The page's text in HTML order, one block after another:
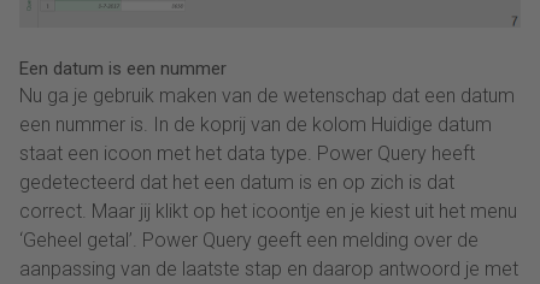
Een datum is een nummer
Nu ga je gebruik maken van de wetenschap dat een datum
een nummer is. In de koprij van de kolom Huidige datum
staat een icoon met het data type. Power Query heeft
gedetecteerd dat het een datum is en op zich is dat
correct. Maar jij klikt op het icoontje en je kiest uit het menu
‘Geheel getal’. Power Query geeft een melding over de
aanpassing van de laatste stap en daarop antwoord je met